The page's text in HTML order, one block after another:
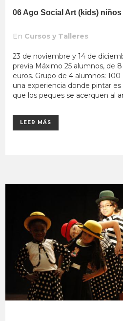
06 Ago Social Art (kids) niños
En Cursos y Talleres
23 de noviembre y 14 de
previa Máximo 25 alumnos, de
euros. Grupo de 4 alumnos:
una experiencia donde pintar
que los peques se acerquen al
LEER MÁS